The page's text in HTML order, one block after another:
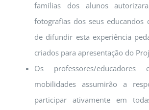
famílias dos alunos
fotografias dos seus
de difundir esta experiência
criados para apresentação do
Os professores/educadores
mobilidades assumirão a
participar ativamente em